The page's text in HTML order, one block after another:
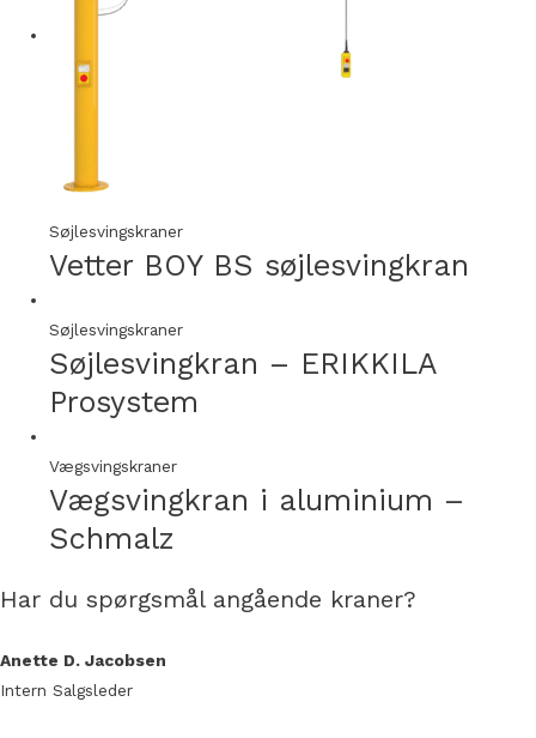
Søjlesvingskraner
Vetter BOY BS søjlesvingkran
Søjlesvingskraner
Søjlesvingkran – ERIKKILA
Prosystem
Vægsvingskraner
Vægsvingkran i aluminium –
Schmalz
Har du spørgsmål angående kraner?
Anette D. Jacobsen
Intern Salgsleder